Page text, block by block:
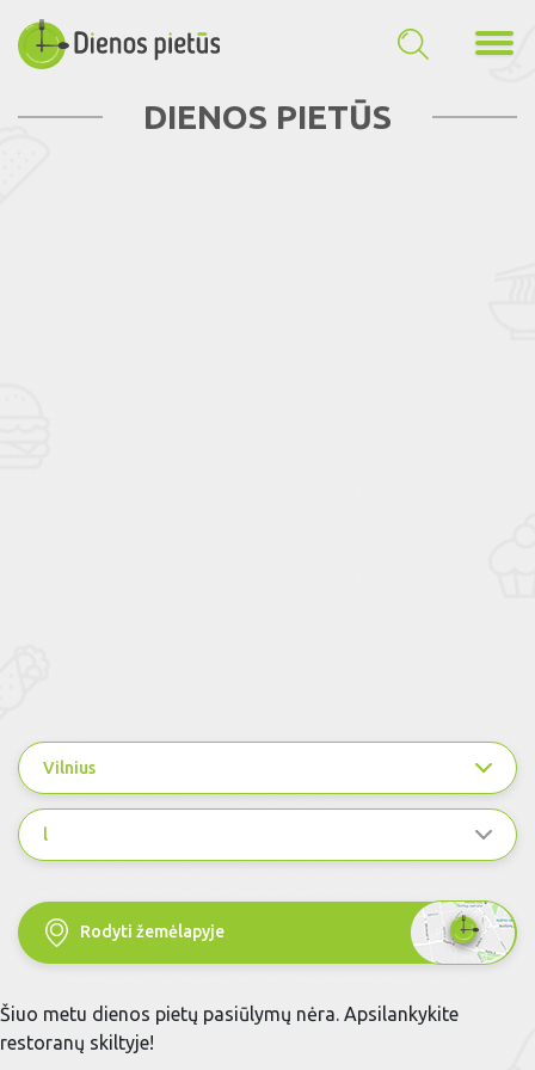
DIENOS PIETŪS
Vilnius
l
Rodyti žemėlapyje
Šiuo metu dienos pietų pasiūlymų nėra. Apsilankykite
restoranų skiltyje!